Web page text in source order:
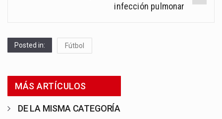
infección pulmonar
Posted in: Fútbol
MÁS ARTÍCULOS
DE LA MISMA CATEGORÍA